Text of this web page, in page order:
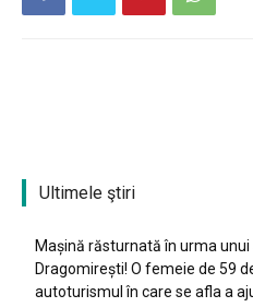
Ultimele ştiri
Mașină răsturnată în urma
Dragomirești! O femeie de 59
autoturismul în care se afla a